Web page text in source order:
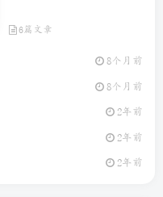
6篇文章
Video
8个月前
MouseClick
8个月前
2年前
2年前
GeoPort
2年前